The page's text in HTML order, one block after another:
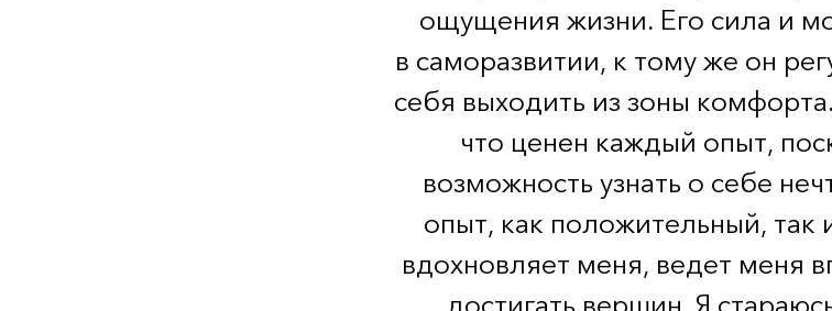
ощущения жизни. Его сила и
в саморазвитии, к тому же он
себя выходить из зоны
что ценен каждый опыт,
возможность узнать о себе
опыт, как положительный, так
вдохновляет меня, ведет меня
достигать вершин. Я